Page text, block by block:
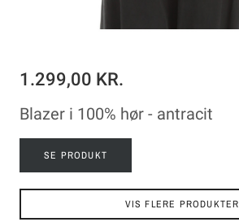
1.299,00 KR.
Blazer i 100% hør - antracit
SE PRODUKT
VIS FLERE PRODUKTER